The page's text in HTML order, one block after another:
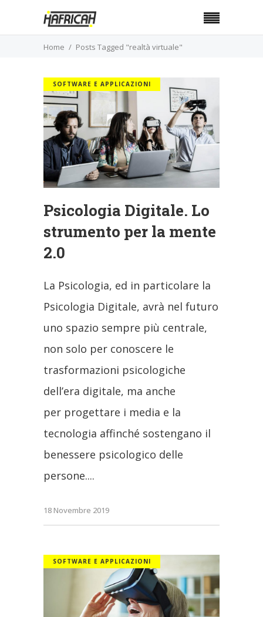
Home Posts Tagged "realtà virtuale"
SOFTWARE E APPLICAZIONI
Psicologia Digitale. Lo
strumento per la mente
2.0
La Psicologia, ed in particolare la
Psicologia Digitale, avrà nel futuro
uno spazio sempre più centrale,
non solo per conoscere le
trasformazioni psicologiche
dell’era digitale, ma anche
per progettare i media e la
tecnologia affinché sostengano il
benessere psicologico delle
persone.
18 Novembre 2019
SOFTWARE E APPLICAZIONI